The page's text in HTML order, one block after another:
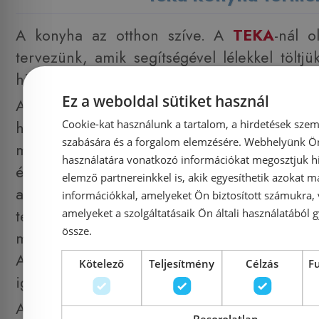
A konyha az otthon szíve. A TEKA-nál
tervezünk, amik segítségével lélekkel
hiszen ott történnek az ember életének fő
A konyha sokkal több számunkra, mint
helyszíne. Ez egy hely, ahol nevetni,
megosztani, beszélgetni, döntéseket
életterveket tudunk készíteni és nem
ahol felejthetetlen pillanatokat élhetünk át.
tervezünk és gyártunk olyan
megoldásokat és valódi innovációt hoznak
Az életmódodhoz és otthonodhoz
igyekszünk megteremteni.
A Németországban született
Ez a weboldal sütiket használ
Cookie-kat használunk a tartalom, a hirdetések
szabására és a forgalom elemzésére. Webhelyünk
használatára vonatkozó információkat megosztjuk
elemző partnereinkkel is, akik egyesíthetik azokat
információkkal, amelyeket Ön biztosított számukra,
amelyeket a szolgáltatásaik Ön általi használatából
össze.
Kötelező Teljesítmény Célzás